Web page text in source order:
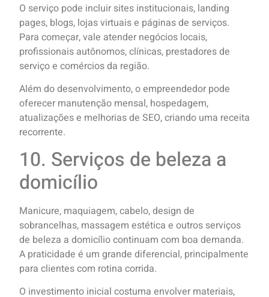
O serviço pode incluir sites institucionais, landing
pages, blogs, lojas virtuais e páginas de serviços.
Para começar, vale atender negócios locais,
profissionais autônomos, clínicas, prestadores de
serviço e comércios da região.
Além do desenvolvimento, o empreendedor pode
oferecer manutenção mensal, hospedagem,
atualizações e melhorias de SEO, criando uma receita
recorrente.
10. Serviços de beleza a
domicílio
Manicure, maquiagem, cabelo, design de
sobrancelhas, massagem estética e outros serviços
de beleza a domicílio continuam com boa demanda.
A praticidade é um grande diferencial, principalmente
para clientes com rotina corrida.
O investimento inicial costuma envolver materiais,